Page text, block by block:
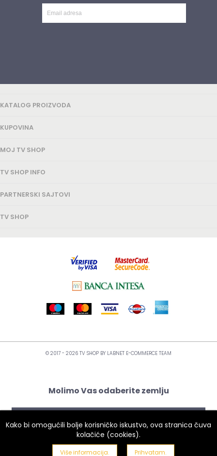
KATALOG PROIZVODA
KUPOVINA
MOJ TV SHOP
TV SHOP INFO
PARTNERSKI SAJTOVI
TV SHOP
© 2017 - 2026 TV SHOP BY LABNET E-COMMERCE TEAM
Kako bi omogućili bolje korisničko iskustvo, ova stranica čuva
kolačiće (cookies).
Više informacija. Prihvatam.
Molimo Vas odaberite zemlju